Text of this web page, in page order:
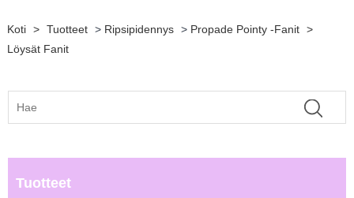
Koti > Tuotteet > Ripsipidennys > Propade Pointy -fanit >
Löysät Fanit
Tuotteet